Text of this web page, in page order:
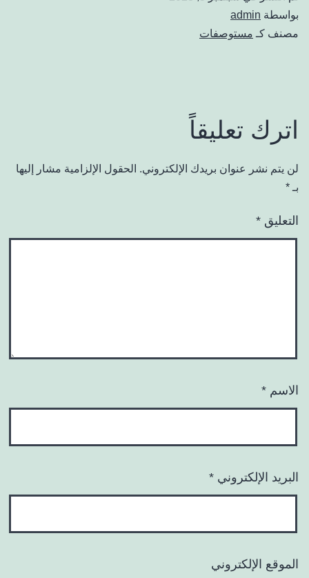
بواسطة admin
مصنف كـ مستوصفات
اترك تعليقاً
لن يتم نشر عنوان بريدك الإلكتروني. الحقول الإلزامية مشار إليها
بـ *
التعليق *
الاسم *
البريد الإلكتروني *
الموقع الإلكتروني